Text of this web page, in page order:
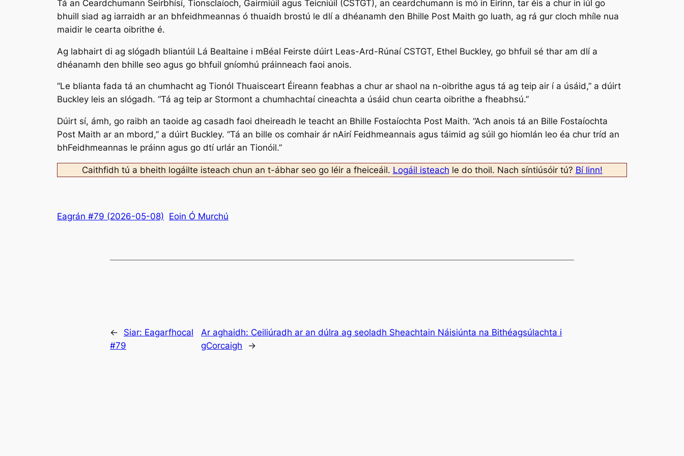
Tá an Ceardchumann Seirbhísí, Tionsclaíoch, Gairmiúil agus Teicniúil (CSTGT), an ceardchumann is mó in Éirinn, tar éis a chur in iúl go
bhuill siad ag iarraidh ar an bhfeidhmeannas ó thuaidh brostú le dlí a dhéanamh den Bhille Post Maith go luath, ag rá gur cloch mhíle nua
maidir le cearta oibrithe é.
Ag labhairt di ag slógadh bliantúil Lá Bealtaine i mBéal Feirste dúirt Leas-Ard-Rúnaí CSTGT, Ethel Buckley, go bhfuil sé thar am dlí a
dhéanamh den bhille seo agus go bhfuil gníomhú práinneach faoi anois.
“Le blianta fada tá an chumhacht ag Tionól Thuaisceart Éireann feabhas a chur ar shaol na n-oibrithe agus tá ag teip air í a úsáid,” a dúirt
Buckley leis an slógadh. “Tá ag teip ar Stormont a chumhachtaí cineachta a úsáid chun cearta oibrithe a fheabhsú.”
Dúirt sí, ámh, go raibh an taoide ag casadh faoi dheireadh le teacht an Bhille Fostaíochta Post Maith. “Ach anois tá an Bille Fostaíochta
Post Maith ar an mbord,” a dúirt Buckley. “Tá an bille os comhair ár nAirí Feidhmeannais agus táimid ag súil go hiomlán leo éa chur tríd an
bhFeidhmeannas le práinn agus go dtí urlár an Tionóil.”
Caithfidh tú a bheith logáilte isteach chun an t-ábhar seo go léir a fheiceáil. Logáil isteach le do thoil. Nach síntiúsóir tú? Bí linn!
Eagrán #79 (2026-05-08) Eoin Ó Murchú
← Siar: Eagarfhocal
#79
Ar aghaidh: Ceiliúradh ar an dúlra ag seoladh Sheachtain Náisiúnta na Bithéagsúlachta i
gCorcaigh
→